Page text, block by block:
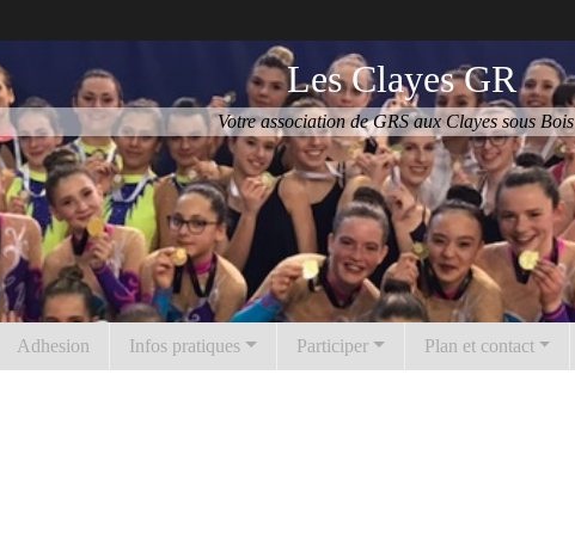
Les Clayes GR
Votre association de GRS aux Clayes sous Bois
Adhesion Infos pratiques Participer Plan et contact